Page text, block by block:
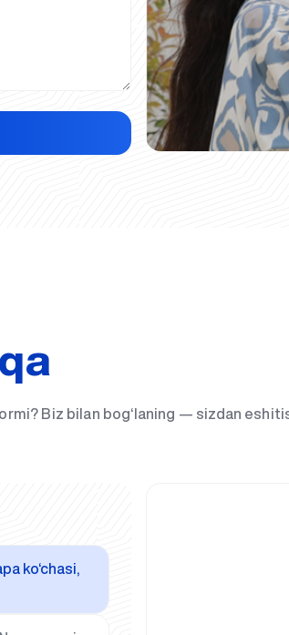
Biz bilan bog‘laning — sizdan
ko‘chasi,